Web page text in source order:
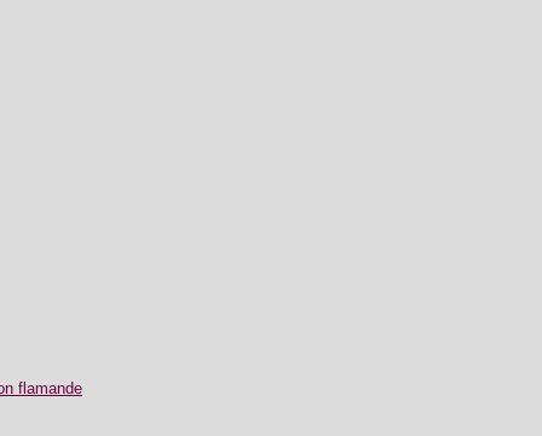
flamande